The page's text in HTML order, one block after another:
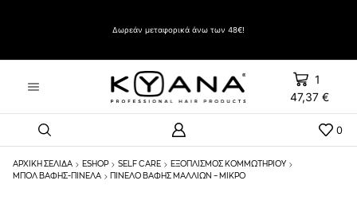
Δωρεάν μεταφορικά άνω των 48€!
1
47,37 €
0
ΑΡΧΙΚΉ ΣΕΛΊΔΑ ESHOP SELF CARE
ΕΞΟΠΛΙΣΜΟΣ ΚΟΜΜΩΤΗΡΙΟΥ
ΜΠΟΛ ΒΑΦΉΣ-ΠΙΝΈΛΑ
ΠΙΝΈΛΟ ΒΑΦΉΣ ΜΑΛΛΙΏΝ – ΜΙΚΡΌ